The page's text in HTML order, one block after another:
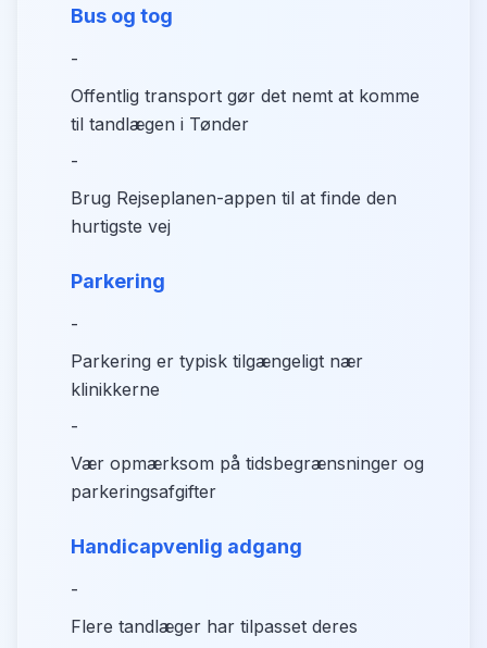
Bus og tog
-
Offentlig transport gør det nemt at komme
til tandlægen i Tønder
-
Brug Rejseplanen-appen til at finde den
hurtigste vej
Parkering
-
Parkering er typisk tilgængeligt nær
klinikkerne
-
Vær opmærksom på tidsbegrænsninger og
parkeringsafgifter
Handicapvenlig adgang
-
Flere tandlæger har tilpasset deres